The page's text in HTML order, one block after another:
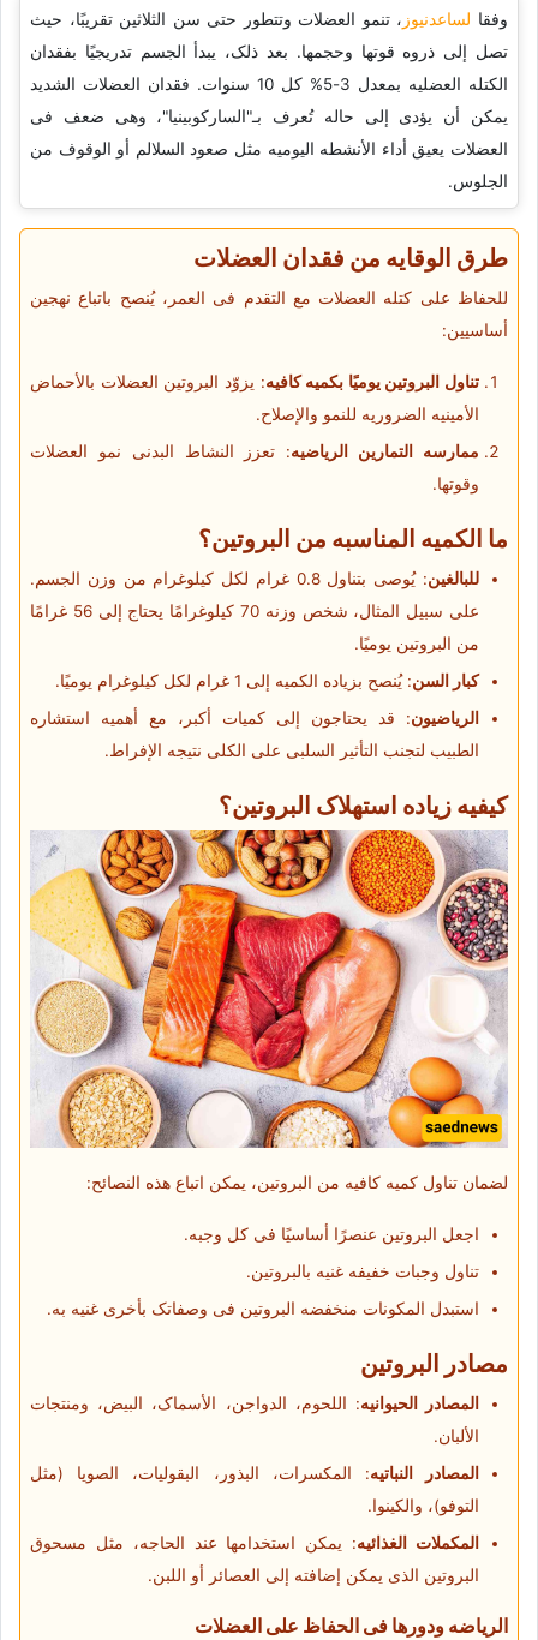
وفقا لساعدنیوز ، تنمو العضلات وتتطور حتى سن الثلاثین تقریبًا، حیث
تصل إلى ذروه قوتها وحجمها. بعد ذلک، یبدأ الجسم تدریجیًا بفقدان
الکتله العضلیه بمعدل 3-5% کل 10 سنوات. فقدان العضلات الشدید
یمکن أن یؤدی إلى حاله تُعرف بـ"السارکوبینیا"، وهی ضعف فی
العضلات یعیق أداء الأنشطه الیومیه مثل صعود السلالم أو الوقوف من
الجلوس.
طرق الوقایه من فقدان العضلات
للحفاظ على کتله العضلات مع التقدم فی العمر، یُنصح باتباع نهجین
أساسیین:
تناول البروتین یومیًا بکمیه کافیه: یزوّد البروتین العضلات بالأحماض
الأمینیه الضروریه للنمو والإصلاح.
ممارسه التمارین الریاضیه: تعزز النشاط البدنی نمو العضلات
وقوتها.
ما الکمیه المناسبه من البروتین؟
للبالغین
: یُوصى بتناول 0.8 غرام لکل کیلوغرام من وزن الجسم.
على سبیل المثال، شخص وزنه 70 کیلوغرامًا یحتاج إلى 56 غرامًا
من البروتین یومیًا.
کبار السن: یُنصح بزیاده الکمیه إلى 1 غرام لکل کیلوغرام یومیًا.
الریاضیون: قد یحتاجون إلى کمیات أکبر، مع أهمیه استشاره
الطبیب لتجنب التأثیر السلبی على الکلى نتیجه الإفراط.
کیفیه زیاده استهلاک البروتین؟
لضمان تناول کمیه کافیه من البروتین، یمکن اتباع هذه النصائح:
اجعل البروتین عنصرًا أساسیًا فی کل وجبه.
تناول وجبات خفیفه غنیه بالبروتین.
استبدل المکونات منخفضه البروتین فی وصفاتک بأخرى غنیه به.
مصادر البروتین
المصادر الحیوانیه: اللحوم، الدواجن، الأسماک، البیض، ومنتجات
الألبان.
المصادر النباتیه: المکسرات، البذور، البقولیات، الصویا (مثل
التوفو)، والکینوا.
المکملات الغذائیه: یمکن استخدامها عند الحاجه، مثل مسحوق
البروتین الذی یمکن إضافته إلى العصائر أو اللبن.
الریاضه ودورها فی الحفاظ على العضلات